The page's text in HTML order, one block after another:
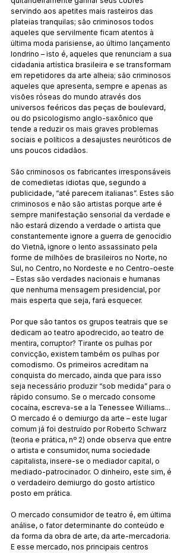
servindo aos apetites mais rasteiros das
plateias tranquilas; são criminosos todos
aqueles que servilmente ficam atentos à
última moda parisiense, ao último lançamento
londrino – isto é, aqueles que renunciam a sua
cidadania artística brasileira e se transformam
em repetidores da arte alheia; são criminosos
aqueles que apresenta, sempre e apenas as
visões róseas do mundo através dos
universos feéricos das peças de boulevard,
ou do psicologismo anglo-saxônico que
tende a reduzir os mais graves problemas
sociais e políticos a desajustes neuróticos de
uns poucos cidadãos.
São criminosos os fabricantes irresponsáveis
de comedietas idiotas que, segundo a
publicidade, “até parecem italianas”. Estes são
criminosos e não são artistas porque arte é
sempre manifestação sensorial da verdade e
não estará dizendo a verdade o artista que
constantemente ignore a guerra de genocídio
do Vietnã, ignore o lento assassinato pela
forme de milhões de brasileiros no Norte, no
Sul, no Centro, no Nordeste e no Centro-oeste
– Estas são verdades nacionais e humanas
que nenhuma mensagem presidencial, por
mais esperta que seja, fará esquecer.
Por que são tantos os grupos teatrais que se
dedicam ao teatro apodrecido, ao teatro de
mentira, corruptor? Tirante os pulhas por
convicção, existem também os pulhas por
comodismo. Os primeiros acreditam na
conquista do mercado, ainda que para isso
seja necessário produzir “sob medida” para o
rápido consumo. Se o mercado consome
cocaína, escreva-se a la Tenessee Williams...
O mercado é o demiurgo da arte – este lugar
comum já foi destruído por Roberto Schwarz
(teoria e prática, nº 2) onde observa que entre
o artista e consumidor, numa sociedade
capitalista, insere-se o mediador capital, o
mediado-patrocinador. O dinheiro, este sim, é
o verdadeiro demiurgo do gosto artístico
posto em prática.
O mercado consumidor de teatro é, em última
análise, o fator determinante do conteúdo e
da forma da obra de arte, da arte-mercadoria.
E esse mercado, nos principais centros